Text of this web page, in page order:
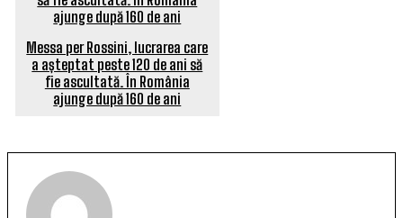
Messa per Rossini, lucrarea care
a așteptat peste 120 de ani să
fie ascultată. În România
ajunge după 160 de ani